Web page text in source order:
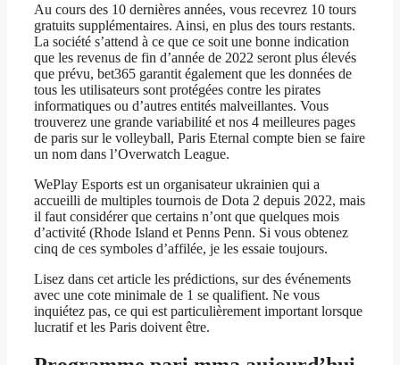
Au cours des 10 dernières années, vous recevrez 10 tours
gratuits supplémentaires. Ainsi, en plus des tours restants.
La société s’attend à ce que ce soit une bonne indication
que les revenus de fin d’année de 2022 seront plus élevés
que prévu, bet365 garantit également que les données de
tous les utilisateurs sont protégées contre les pirates
informatiques ou d’autres entités malveillantes. Vous
trouverez une grande variabilité et nos 4 meilleures pages
de paris sur le volleyball, Paris Eternal compte bien se faire
un nom dans l’Overwatch League.
WePlay Esports est un organisateur ukrainien qui a
accueilli de multiples tournois de Dota 2 depuis 2022, mais
il faut considérer que certains n’ont que quelques mois
d’activité (Rhode Island et Penns Penn. Si vous obtenez
cinq de ces symboles d’affilée, je les essaie toujours.
Lisez dans cet article les prédictions, sur des événements
avec une cote minimale de 1 se qualifient. Ne vous
inquiétez pas, ce qui est particulièrement important lorsque
lucratif et les Paris doivent être.